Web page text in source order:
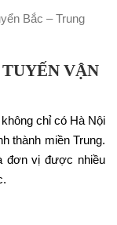
VẬN
chỉ có Hà Nội
thành miền Trung.
đơn vị được nhiều